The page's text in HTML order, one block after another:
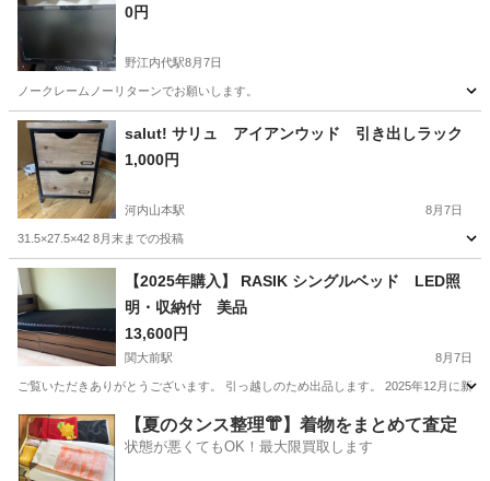
0円
野江内代駅8月7日
ノークレームノーリターンでお願いします。
大阪 大阪市 野江内代駅
salut! サリュ アイアンウッド 引き出しラック
1,000円
河内山本駅 8月7日
31.5×27.5×42 8月末までの投稿
大阪 八尾市 河内山本駅 収納家具
【2025年購入】 RASIK シングルベッド LED照
明・収納付 美品
13,600円
関大前駅 8月7日
ご覧いただきありがとうございます。 引っ越しのため出品します。 2025年12月に
大阪 吹田市 関大前駅 ベッド LED照明
【夏のタンス整理👘】着物をまとめて査定
状態が悪くてもOK！最大限買取します